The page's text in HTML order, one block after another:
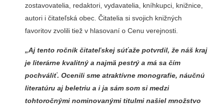
zostavovatelia, redaktori, vydavatelia, kníhkupci, knižnice,
autori i čitateľská obec. Čitatelia si svojich knižných
favoritov zvolili tiež v hlasovaní o Cenu verejnosti.
„Aj tento ročník čitateľskej súťaže potvrdil, že náš kraj
je literárne kvalitný a najmä pestrý a má sa čím
pochváliť. Ocenili sme atraktívne monografie, náučnú
literatúru aj beletriu a i ja sám som si medzi
tohtoročnými nominovanými titulmi našiel množstvo